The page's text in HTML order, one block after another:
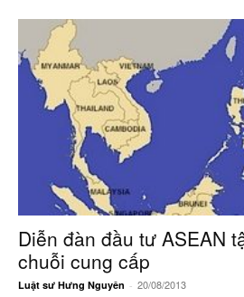
Diễn đàn đầu tư ASEAN
chuỗi cung cấp
Luật sư Hưng Nguyên - 20/08/2013